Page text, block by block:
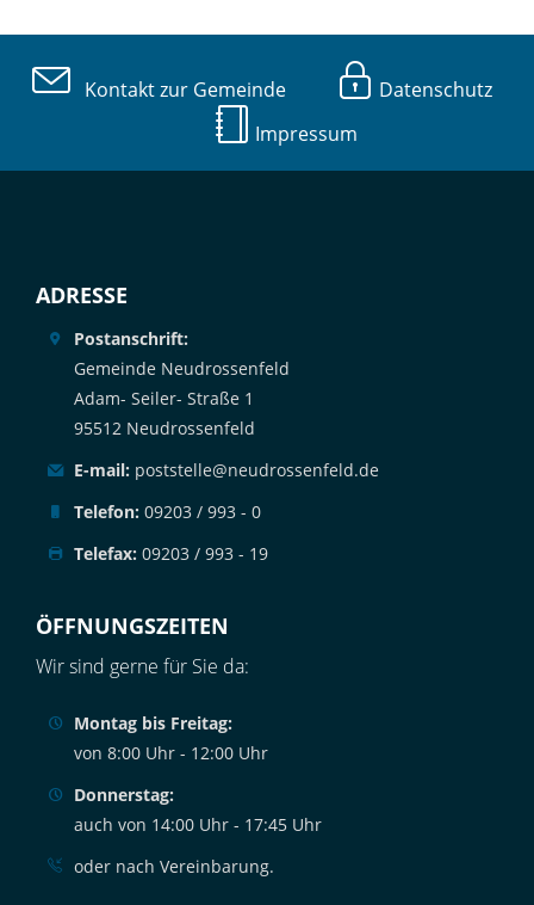
Kontakt zur Gemeinde
Datenschutz
Impressum
ADRESSE
Postanschrift:
Gemeinde Neudrossenfeld
Adam- Seiler- Straße 1
95512 Neudrossenfeld
E-mail: poststelle@neudrossenfeld.de
Telefon: 09203 / 993 - 0
Telefax: 09203 / 993 - 19
ÖFFNUNGSZEITEN
Wir sind gerne für Sie da:
Montag bis Freitag:
von 8:00 Uhr - 12:00 Uhr
Donnerstag:
auch von 14:00 Uhr - 17:45 Uhr
oder nach Vereinbarung.